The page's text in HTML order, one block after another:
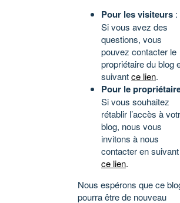
Pour les visiteurs :
Si vous avez des
questions, vous
pouvez contacter le
propriétaire du blog
suivantce lien.
Pour le
Si vous souhaitez
rétablir l’accès à
blog, nous vous
invitons à nous
contacter en suivant
ce lien.
Nous espérons que ce
pourra être de nouveau